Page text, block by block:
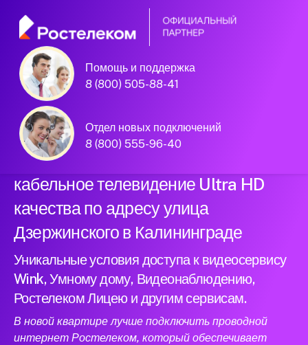
Помощь и поддержка
8 (800) 505-88-41
Отдел новых подключений
8 (800) 555-96-40
Официальный
партнер Ростелеком
Подключили новый интернет и
кабельное телевидение Ultra HD
качества по адресу улица
Дзержинского в Калининграде
Уникальные условия доступа к видеосервису
Wink, Умному дому, Видеонаблюдению,
Ростелеком Лицею и другим сервисам.
В новой квартире лучше подключить проводной
интернет Ростелеком, который обеспечивает